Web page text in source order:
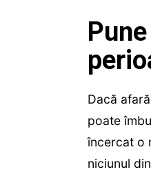
Dacă
poate
încercat o
niciunul